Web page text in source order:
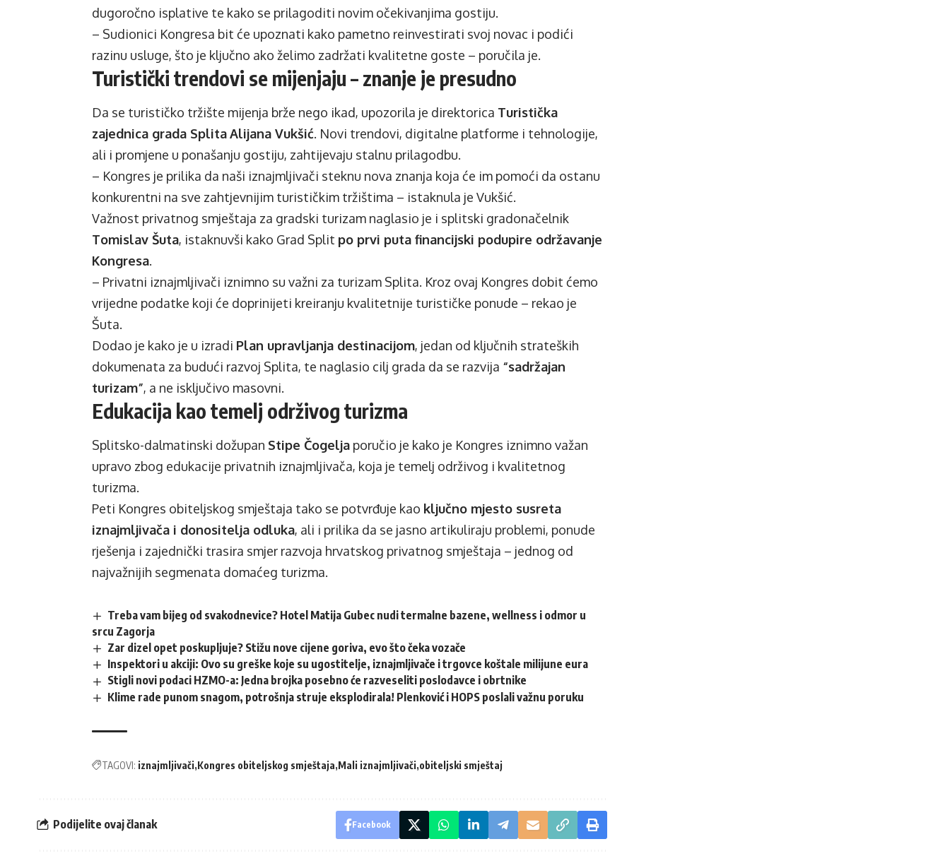
dugoročno isplative te kako se prilagoditi novim očekivanjima gostiju.
– Sudionici Kongresa bit će upoznati kako pametno reinvestirati svoj novac i podići
razinu usluge, što je ključno ako želimo zadržati kvalitetne goste – poručila je.
Turistički trendovi se mijenjaju – znanje je presudno
Da se turističko tržište mijenja brže nego ikad, upozorila je direktorica Turistička
zajednica grada SplitaAlijana Vukšić. Novi trendovi, digitalne platforme i tehnologije,
ali i promjene u ponašanju gostiju, zahtijevaju stalnu prilagodbu.
– Kongres je prilika da naši iznajmljivači steknu nova znanja koja će im pomoći da ostanu
konkurentni na sve zahtjevnijim turističkim tržištima – istaknula je Vukšić.
Važnost privatnog smještaja za gradski turizam naglasio je i splitski gradonačelnik
Tomislav Šuta, istaknuvši kako Grad Split po prvi puta financijski podupire održavanje
Kongresa.
– Privatni iznajmljivači iznimno su važni za turizam Splita. Kroz ovaj Kongres dobit ćemo
vrijedne podatke koji će doprinijeti kreiranju kvalitetnije turističke ponude – rekao je
Šuta.
Dodao je kako je u izradi Plan upravljanja destinacijom, jedan od ključnih strateških
dokumenata za budući razvoj Splita, te naglasio cilj grada da se razvija “sadržajan
turizam”, a ne isključivo masovni.
Edukacija kao temelj održivog turizma
Splitsko-dalmatinski dožupan Stipe Čogelja poručio je kako je Kongres iznimno važan
upravo zbog edukacije privatnih iznajmljivača, koja je temelj održivog i kvalitetnog
turizma.
Peti Kongres obiteljskog smještaja tako se potvrđuje kao ključno mjesto susreta
iznajmljivača i donositelja odluka, ali i prilika da se jasno artikuliraju problemi, ponude
rješenja i zajednički trasira smjer razvoja hrvatskog privatnog smještaja – jednog od
najvažnijih segmenata domaćeg turizma.
Treba vam bijeg od svakodnevice? Hotel Matija Gubec nudi termalne bazene, wellness i odmor u
srcu Zagorja
Zar dizel opet poskupljuje? Stižu nove cijene goriva, evo što čeka vozače
Inspektori u akciji: Ovo su greške koje su ugostitelje, iznajmljivače i trgovce koštale milijune eura
Stigli novi podaci HZMO-a: Jedna brojka posebno će razveseliti poslodavce i obrtnike
Klime rade punom snagom, potrošnja struje eksplodirala! Plenković i HOPS poslali važnu poruku
TAGOVI: iznajmljivači Kongres obiteljskog smještaja Mali iznajmljivači obiteljski smještaj
Podijelite ovaj članak Facebook